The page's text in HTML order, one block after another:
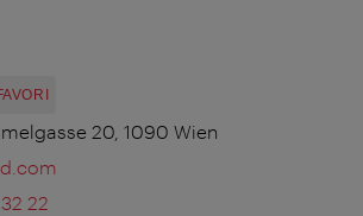
20, 1090 Wien
22